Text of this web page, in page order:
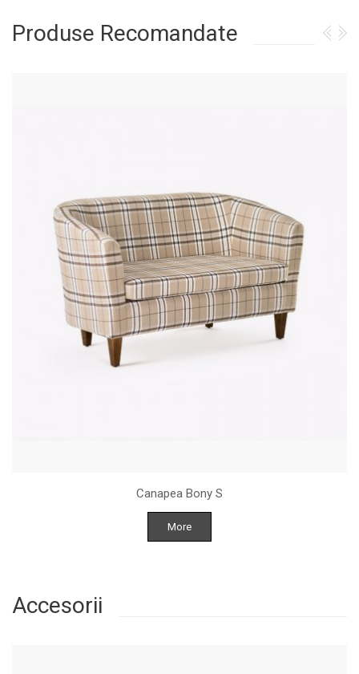
Produse Recomandate
Canapea Bony S
More
Accesorii